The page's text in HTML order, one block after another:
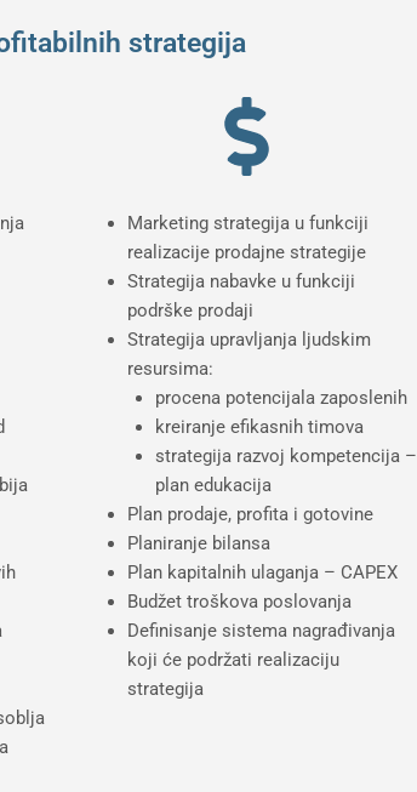
strategija
Marketing strategija u funkciji
realizacije prodajne strategije
Strategija nabavke u funkciji
podrške prodaji
Strategija upravljanja ljudskim
resursima:
procena potencijala zaposlenih
kreiranje efikasnih timova
strategija razvoj kompetencija –
plan edukacija
Plan prodaje, profita i gotovine
Planiranje bilansa
Plan kapitalnih ulaganja – CAPEX
Budžet troškova poslovanja
Definisanje sistema nagrađivanja
koji će podržati realizaciju
strategija